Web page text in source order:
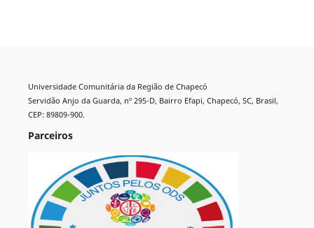
Universidade Comunitária da Região de Chapecó
Servidão Anjo da Guarda, nº 295-D, Bairro Efapi, Chapecó, SC, Brasil,
CEP: 89809-900.
Parceiros